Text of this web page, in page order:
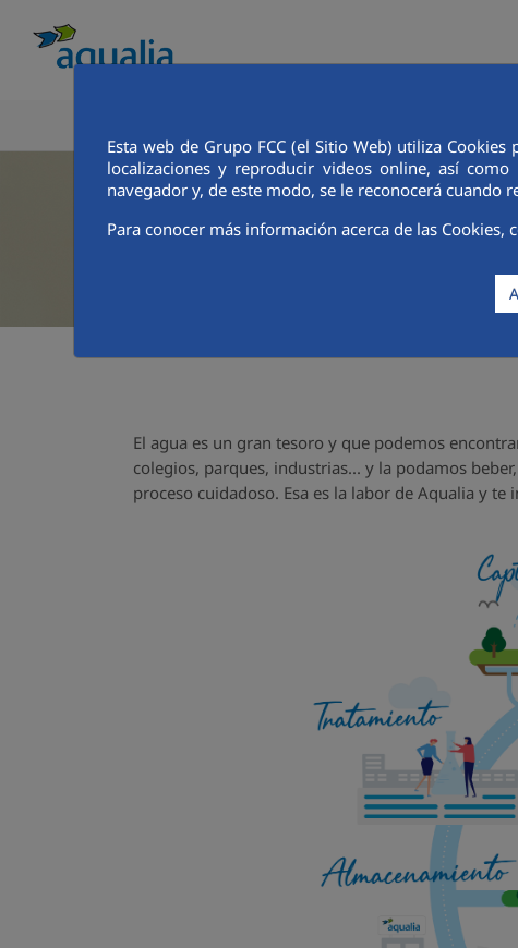
Esta web de Grupo FCC (el Sitio Web) utiliza
localizaciones y reproducir videos online, así
navegador y, de este modo, se le reconocerá cuando
Para conocer más información acerca de las Cookies,
El agua es un gran tesoro y que podemos
colegios, parques, industrias... y la podamos
proceso cuidadoso. Esa es la labor de Aqualia y te